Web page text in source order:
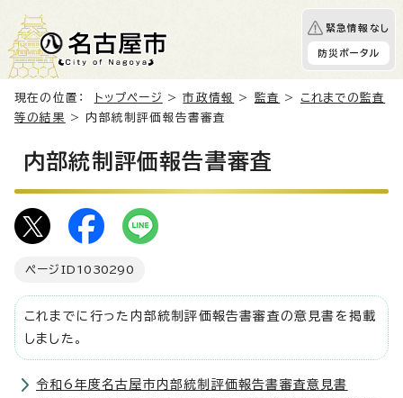
緊急情報なし
防災ポータル
現在の位置： トップページ >市政情報 > 監査 > これまでの監査
等の結果
> 内部統制評価報告書審査
内部統制評価報告書審査
ページID 1030290
これまでに行った内部統制評価報告書審査の意見書を掲載
しました。
令和6年度名古屋市内部統制評価報告書審査意見書